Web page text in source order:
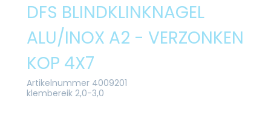
DFS BLINDKLINKNAGEL
ALU/INOX A2 - VERZONKEN
KOP 4X7
Artikelnummer 4009201
klembereik 2,0-3,0